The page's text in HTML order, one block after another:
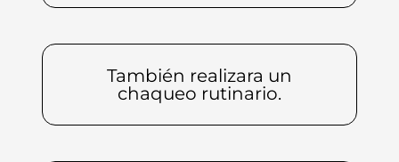
También realizara un
chaqueo rutinario.